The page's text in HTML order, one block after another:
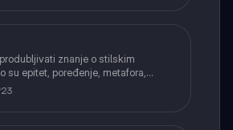
znanje o stilskim
su epitet, poređenje, metafora,
onomatopeja, aliteracija i
njihovu ulogu u tekstu.
23